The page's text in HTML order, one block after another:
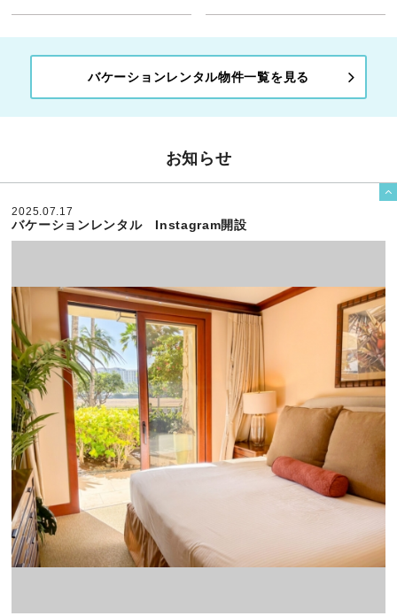
バケーションレンタル物件一覧を見る
お知らせ

2025.07.17
バケーションレンタル Instagram開設